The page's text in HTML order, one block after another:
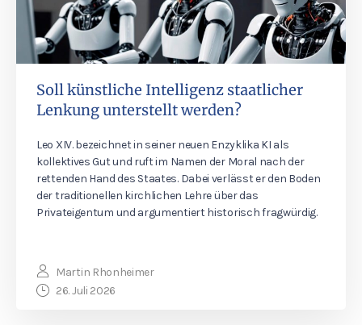
Soll künstliche Intelligenz staatlicher
Lenkung unterstellt werden?
Leo XIV. bezeichnet in seiner neuen Enzyklika KI als
kollektives Gut und ruft im Namen der Moral nach der
rettenden Hand des Staates. Dabei verlässt er den Boden
der traditionellen kirchlichen Lehre über das
Privateigentum und argumentiert historisch fragwürdig.
Martin Rhonheimer
26. Juli 2026